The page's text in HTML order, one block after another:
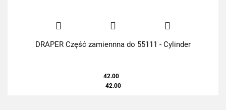
DRAPER Część zamiennna do 55111 - Cylinder
42.00
42.00